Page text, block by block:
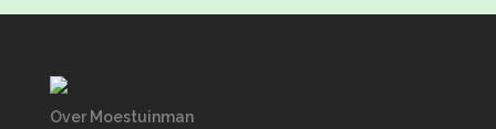
Over Moestuinman